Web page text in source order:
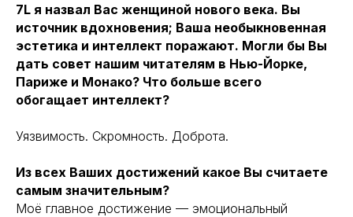
7L я назвал Вас женщиной нового века. Вы
источник вдохновения; Ваша необыкновенная
эстетика и интеллект поражают. Могли бы Вы
дать совет нашим читателям в Нью-Йорке,
Париже и Монако? Что больше всего
обогащает интеллект?
Уязвимость. Скромность. Доброта.
Из всех Ваших достижений какое Вы считаете
самым значительным?
Моё главное достижение — эмоциональный